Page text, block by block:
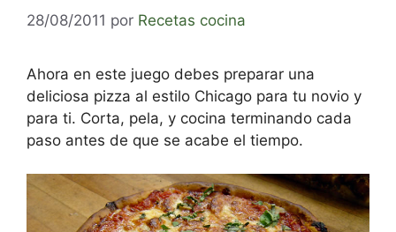
28/08/2011 por Recetas cocina
Ahora en este juego debes preparar una
deliciosa pizza al estilo Chicago para tu novio y
para ti. Corta, pela, y cocina terminando cada
paso antes de que se acabe el tiempo.